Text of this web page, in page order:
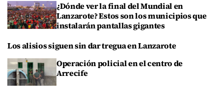
¿Dónde ver la final del Mundial en
Lanzarote? Estos son los municipios que
instalarán pantallas gigantes
Los alisios siguen sin dar tregua en Lanzarote
Operación policial en el centro de
Arrecife